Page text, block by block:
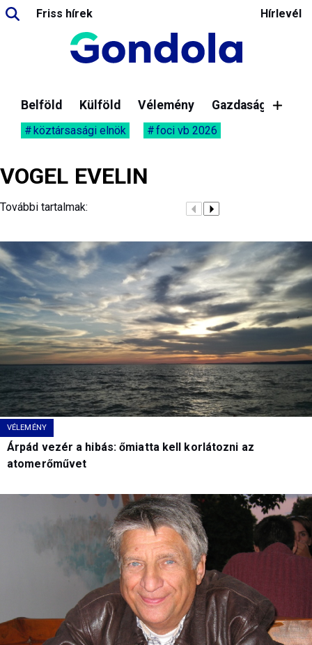
Friss hírek Hírlevél
Belföld Külföld Vélemény Gazdaság
köztársasági elnök foci vb 2026
VOGEL EVELIN
További tartalmak:
VÉLEMÉNY
Árpád vezér a hibás: őmiatta kell korlátozni az
atomerőművet